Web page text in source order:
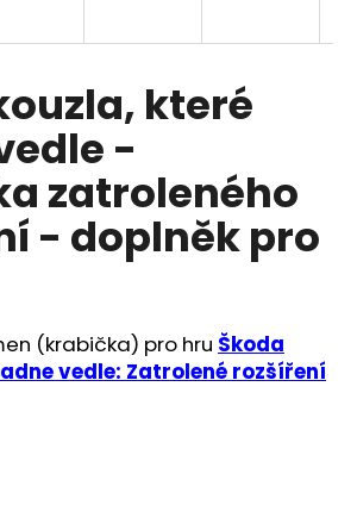
které
-
zatroleného
- doplněk pro
(krabička) pro hru Škoda
vedle: Zatrolené rozšíření